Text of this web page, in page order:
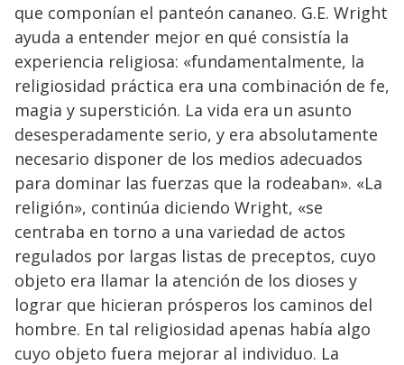
que componían el panteón cananeo. G.E. Wright
ayuda a entender mejor en qué consistía la
experiencia religiosa: «fundamentalmente, la
religiosidad práctica era una combinación de fe,
magia y superstición. La vida era un asunto
desesperadamente serio, y era absolutamente
necesario disponer de los medios adecuados
para dominar las fuerzas que la rodeaban». «La
religión», continúa diciendo Wright, «se
centraba en torno a una variedad de actos
regulados por largas listas de preceptos, cuyo
objeto era llamar la atención de los dioses y
lograr que hicieran prósperos los caminos del
hombre. En tal religiosidad apenas había algo
cuyo objeto fuera mejorar al individuo. La